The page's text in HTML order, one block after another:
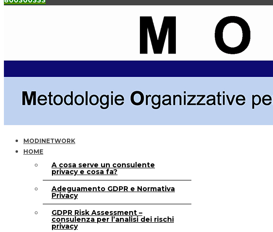
MODINETWORK
HOME
A cosa serve un consulente
privacy e cosa fa?
Adeguamento GDPR e Normativa
Privacy
GDPR Risk Assessment –
consulenza per l’analisi dei rischi
privacy